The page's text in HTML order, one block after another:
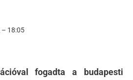
18:05
fogadta a budapesti